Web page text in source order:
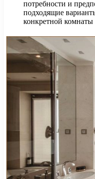
потребности и
подходящие
конкретной комнаты